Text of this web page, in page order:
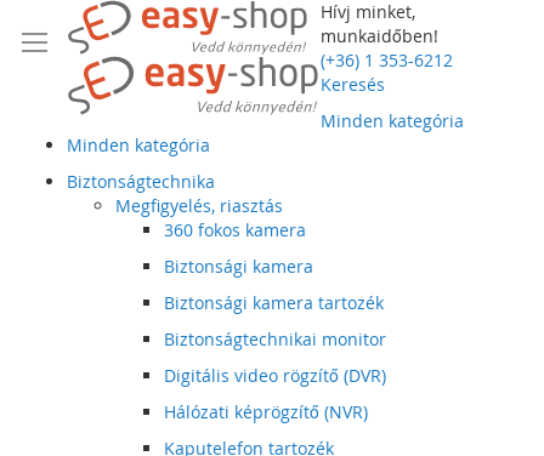
Hívj minket,
munkaidőben!
(+36) 1 353-6212
Keresés
Minden kategória
Minden kategória
Biztonságtechnika
Megfigyelés, riasztás
360 fokos kamera
Biztonsági kamera
Biztonsági kamera tartozék
Biztonságtechnikai monitor
Digitális video rögzítő (DVR)
Hálózati képrögzítő (NVR)
Kaputelefon tartozék